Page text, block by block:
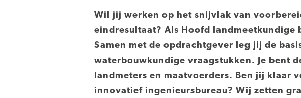
Wil jij werken op het snijvlak van
eindresultaat? Als Hoofd
Samen met de opdrachtgever leg jij de
waterbouwkundige vraagstukken. Je bent
landmeters en maatvoerders. Ben jij klaar
innovatief ingenieursbureau? Wij zetten